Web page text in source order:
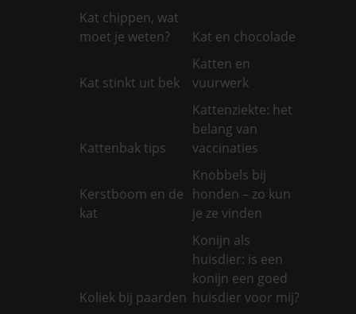
Kat chippen, wat
moet je weten?
Kat en chocolade
Kat stinkt uit bek
Katten en
vuurwerk
Kattenbak tips
Kattenziekte: het
belang van
vaccinaties
Kerstboom en de
kat
Knobbels bij
honden – zo kun
je ze vinden
Koliek bij paarden
Konijn als
huisdier: is een
konijn een goed
huisdier voor mij?